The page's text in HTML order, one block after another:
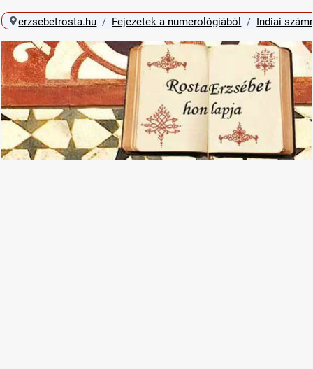
erzsebetrosta.hu Fejezetek a numerológiából Indiai